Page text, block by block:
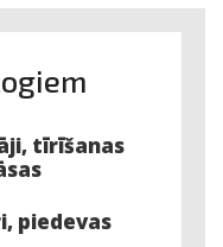
tīrīšanas
piedevas